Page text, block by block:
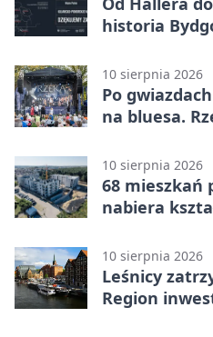
historia
10 sierpnia 2026
Po
na bluesa.
10 sierpnia 2026
68 mieszkań
nabiera
10 sierpnia 2026
Leśnicy
Region